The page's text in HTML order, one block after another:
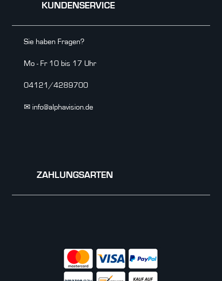
KUNDENSERVICE
Sie haben Fragen?
Mo - Fr 10 bis 17 Uhr
04121/4289700
✉ info@alphavision.de
ZAHLUNGSARTEN